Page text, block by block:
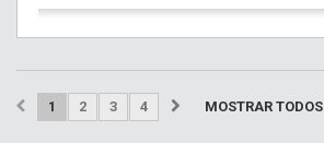
MOSTRAR TODOS
1 2 3 4